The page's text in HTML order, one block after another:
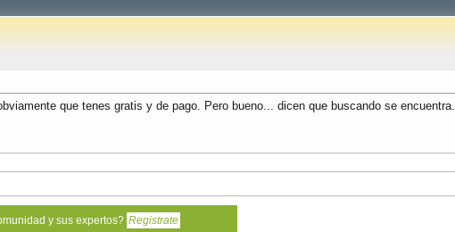
que tenes gratis y de pago. Pero bueno... dicen que buscando se encuentra.
y sus expertos? Registrate